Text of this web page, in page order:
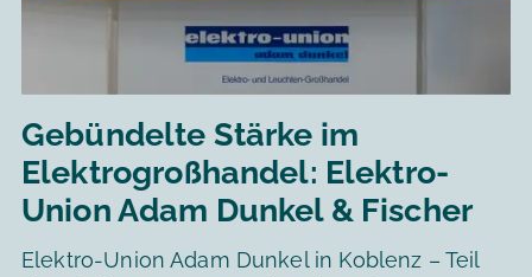
Gebündelte Stärke im
Elektrogroßhandel: Elektro-
Union Adam Dunkel & Fischer
Elektro-Union Adam Dunkel in Koblenz – Teil